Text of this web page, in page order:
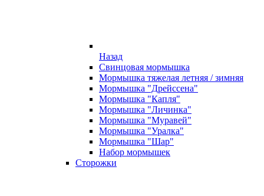
Назад
Свинцовая мормышка
Мормышка тяжелая летняя / зимняя
Мормышка "Дрейссена"
Мормышка "Капля"
Мормышка "Личинка"
Мормышка "Муравей"
Мормышка "Уралка"
Мормышка "Шар"
Набор мормышек
Сторожки